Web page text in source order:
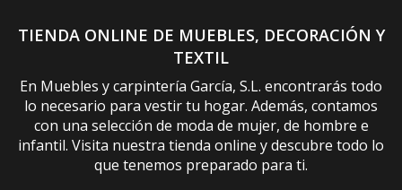
TIENDA ONLINE DE MUEBLES, DECORACIÓN Y
TEXTIL
En Muebles y carpintería García, S.L. encontrarás todo
lo necesario para vestir tu hogar. Además, contamos
con una selección de moda de mujer, de hombre e
infantil. Visita nuestra tienda online y descubre todo lo
que tenemos preparado para ti.